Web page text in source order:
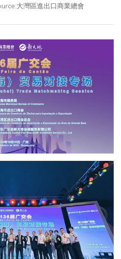
大灣區進出口商業總會